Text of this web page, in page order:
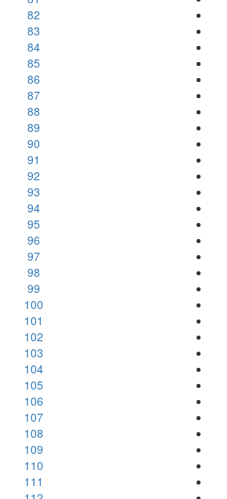
82
83
84
85
86
87
88
89
90
91
92
93
94
95
96
97
98
99
100
101
102
103
104
105
106
107
108
109
110
111